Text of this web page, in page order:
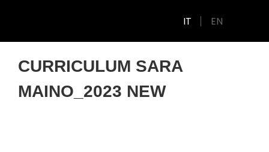
IT EN
CURRICULUM SARA
MAINO_2023 NEW